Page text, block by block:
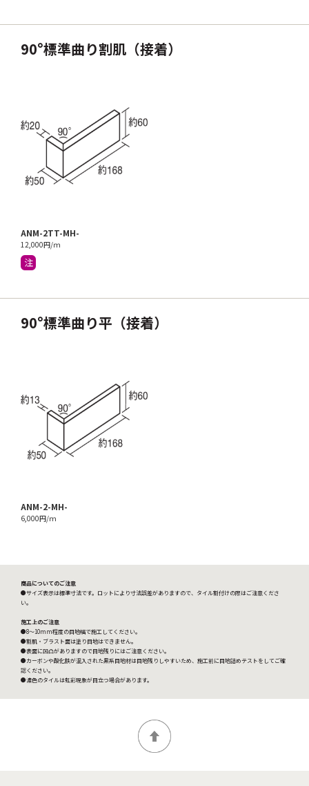
90°標準曲り割肌（接着）
ANM-2TT-MH-
12,000円/ｍ
注
90°標準曲り平（接着）
ANM-2-MH-
6,000円/ｍ
商品についてのご注意
●サイズ表示は標準寸法です。ロットにより寸法誤差がありますので、タイル割付けの際はご注意くださ
い。
施工上のご注意
●8〜10mm程度の目地幅で施工してください。
●割肌・ブラスト面は塗り目地はできません。
●表面に凹凸がありますので目地残りにはご注意ください。
●カーボンや酸化鉄が混入された黒系目地材は目地残りしやすいため、施工前に目地詰めテストをしてご確
認ください。
●濃色のタイルは虹彩現象が目立つ場合があります。